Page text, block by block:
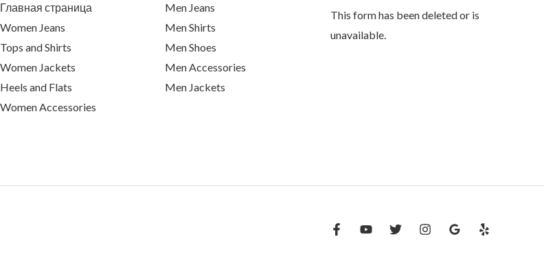
Главная страница
Women Jeans
Tops and Shirts
Women Jackets
Heels and Flats
Women Accessories
Men Jeans
Men Shirts
Men Shoes
Men Accessories
Men Jackets
This form has been deleted or is
unavailable.